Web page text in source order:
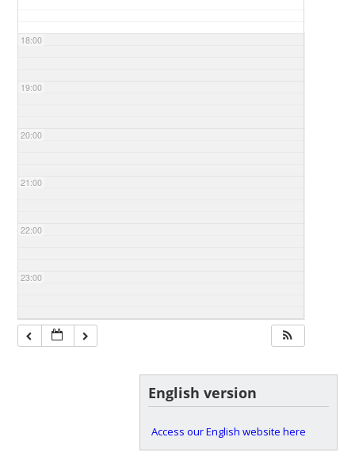
18:00
19:00
20:00
21:00
22:00
23:00
English version
Access our English website here